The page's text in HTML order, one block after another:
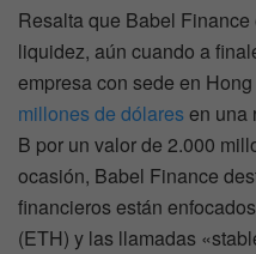
Resalta que Babel
liquidez, aún cuando a
empresa con sede en
millones de dólaresen una
B por un valor de 2.000
ocasión, Babel Finance
financieros están
(ETH) y las llamadas